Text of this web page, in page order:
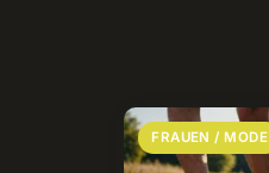
FRAUEN / MODE